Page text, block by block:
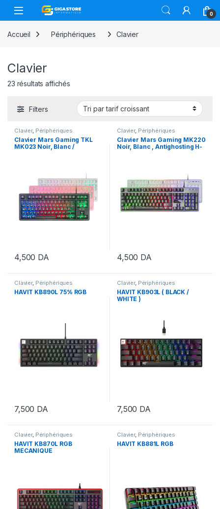
Skip to navigation
Skip to content
0
Accueil Périphériques Clavier
Clavier
23 résultats affichés
Filters
Clavier, Périphériques
Clavier Mars Gaming TKL
MK023 Noir, Blanc /
4,500 DA
Clavier, Périphériques
Clavier Mars Gaming MK220
Noir, Blanc , Antighosting H-
4,500 DA
Clavier, Périphériques
HAVIT KB890L 75% RGB
7,500 DA
Clavier, Périphériques
HAVIT KB903L ( BLACK /
WHITE )
7,500 DA
Clavier, Périphériques
HAVIT KB870L RGB
MECANIQUE
Clavier, Périphériques
HAVIT KB881L RGB